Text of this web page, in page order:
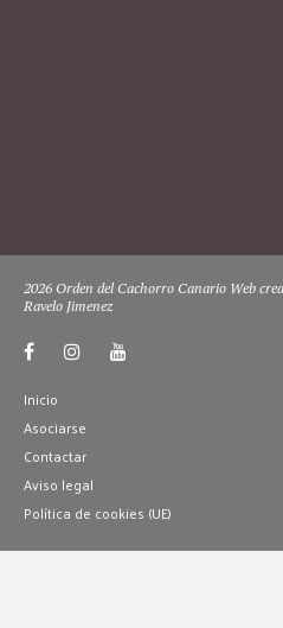
2026 Orden del Cachorro Canario Web
Ravelo Jimenez
Inicio
Asociarse
Contactar
Aviso legal
Política de cookies (UE)